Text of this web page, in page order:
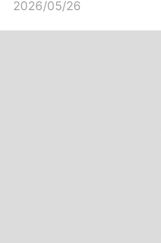
2026/05/26